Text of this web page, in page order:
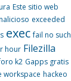
Este sitio web
exceeded
exec fail no such
hour Filezilla
k2 Gapps gratis
workspace hackeo